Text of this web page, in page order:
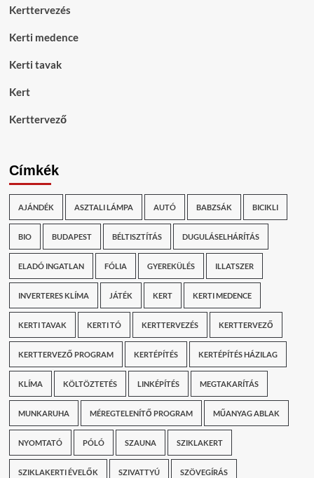
Kerttervezés
Kerti medence
Kerti tavak
Kert
Kerttervező
Címkék
AJÁNDÉK ASZTALI LÁMPA AUTÓ BABZSÁK BICIKLI
BIO BUDAPEST BÉLTISZTÍTÁS DUGULÁSELHÁRÍTÁS
ELADÓ INGATLAN FÓLIA GYEREKÜLÉS ILLATSZER
INVERTERES KLÍMA JÁTÉK KERT KERTI MEDENCE
KERTI TAVAK KERTI TÓ KERTTERVEZÉS KERTTERVEZŐ
KERTTERVEZŐ PROGRAM KERTÉPÍTÉS KERTÉPÍTÉS HÁZILAG
KLÍMA KÖLTÖZTETÉS LINKÉPÍTÉS MEGTAKARÍTÁS
MUNKARUHA MÉREGTELENÍTŐ PROGRAM MŰANYAG ABLAK
NYOMTATÓ PÓLÓ SZAUNA SZIKLAKERT
SZIKLAKERTI ÉVELŐK SZIVATTYÚ SZÖVEGÍRÁS